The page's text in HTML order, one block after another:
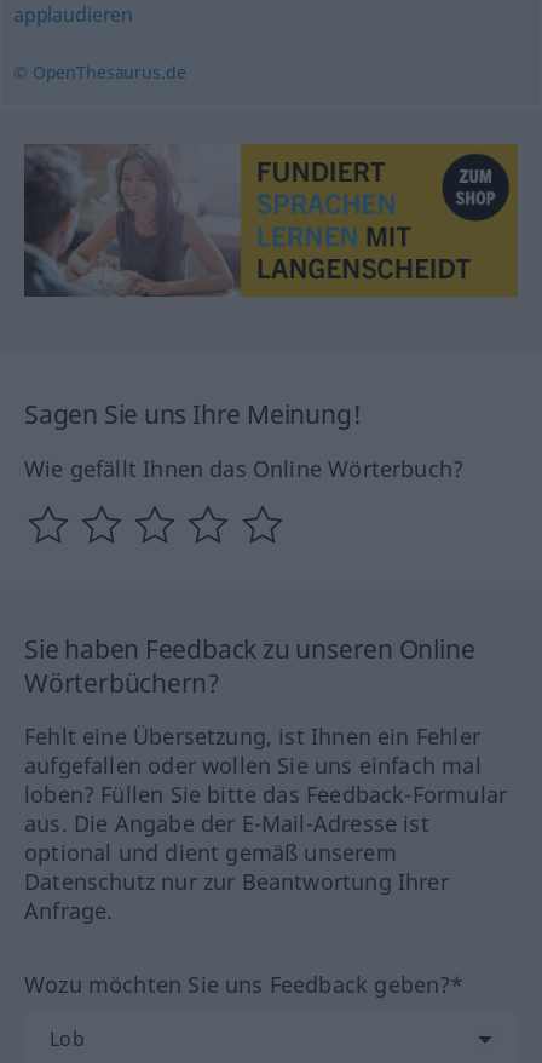
applaudieren
© OpenThesaurus.de
Sagen Sie uns Ihre Meinung!
Wie gefällt Ihnen das Online Wörterbuch?
Sie haben Feedback zu unseren Online
Wörterbüchern?
Fehlt eine Übersetzung, ist Ihnen ein Fehler
aufgefallen oder wollen Sie uns einfach mal
loben? Füllen Sie bitte das Feedback-Formular
aus. Die Angabe der E-Mail-Adresse ist
optional und dient gemäß unserem
Datenschutz nur zur Beantwortung Ihrer
Anfrage.
Wozu möchten Sie uns Feedback geben?*